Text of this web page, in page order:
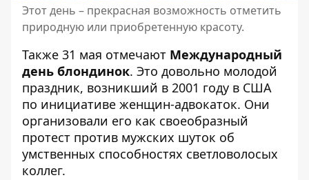
Этот день – прекрасная возможность отметить
природную или приобретенную красоту.
Также 31 мая отмечают Международный
день блондинок. Это довольно молодой
праздник, возникший в 2001 году в США
по инициативе женщин-адвокаток. Они
организовали его как своеобразный
протест против мужских шуток об
умственных способностях светловолосых
коллег.